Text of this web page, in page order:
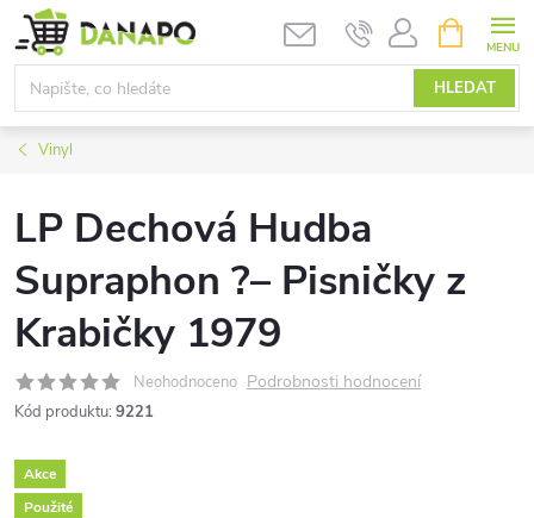
Přejít
na
obsah
HLEDAT
NÁKUPNÍ
KOŠÍK
Vinyl
LP Dechová Hudba
Supraphon ?– Pisničky z
Krabičky 1979
Neohodnoceno Podrobnosti hodnocení
Kód produktu: 9221
Akce
Použité